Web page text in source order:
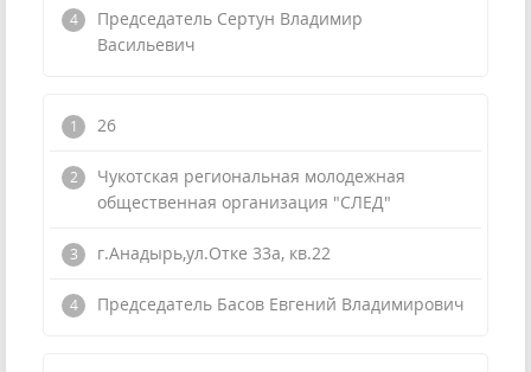
Председатель Сертун Владимир
Васильевич
26
Чукотская региональная молодежная
общественная организация "СЛЕД"
г.Анадырь,ул.Отке 33а, кв.22
Председатель Басов Евгений Владимирович